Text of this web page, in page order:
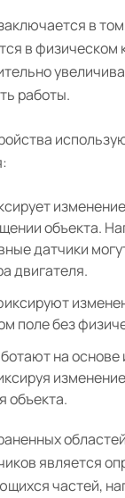
в
в физическом
работы.
объекта.
датчики
двигателя.
поле без
на основе
объекта.
является
частей,